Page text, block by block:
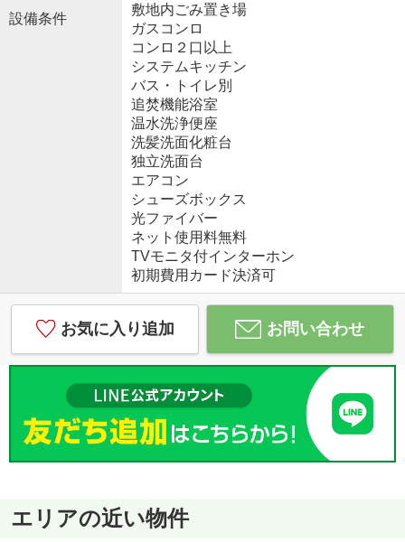
設備条件
敷地内ごみ置き場
ガスコンロ
コンロ２口以上
システムキッチン
バス・トイレ別
追焚機能浴室
温水洗浄便座
洗髪洗面化粧台
独立洗面台
エアコン
シューズボックス
光ファイバー
ネット使用料無料
TVモニタ付インターホン
初期費用カード決済可
お気に入り追加 お問い合わせ
エリアの近い物件